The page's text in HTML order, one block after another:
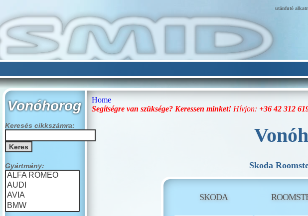
utánfutó
Home
Segítségre van szüksége? Keressen minket! Hívjon: +36 42 312
Skoda
SKODA
Vonóhorog
Keresés cikkszámra:
Gyártmány: